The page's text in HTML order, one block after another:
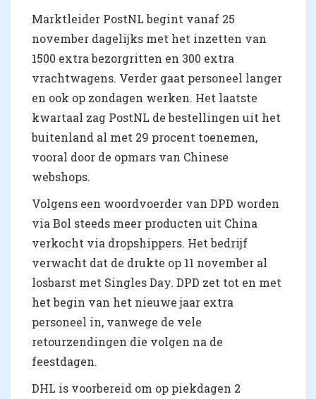
Marktleider PostNL begint vanaf 25
november dagelijks met het inzetten van
1500 extra bezorgritten en 300 extra
vrachtwagens. Verder gaat personeel langer
en ook op zondagen werken. Het laatste
kwartaal zag PostNL de bestellingen uit het
buitenland al met 29 procent toenemen,
vooral door de opmars van Chinese
webshops.
Volgens een woordvoerder van DPD worden
via Bol steeds meer producten uit China
verkocht via dropshippers. Het bedrijf
verwacht dat de drukte op 11 november al
losbarst met Singles Day. DPD zet tot en met
het begin van het nieuwe jaar extra
personeel in, vanwege de vele
retourzendingen die volgen na de
feestdagen.
DHL is voorbereid om op piekdagen 2